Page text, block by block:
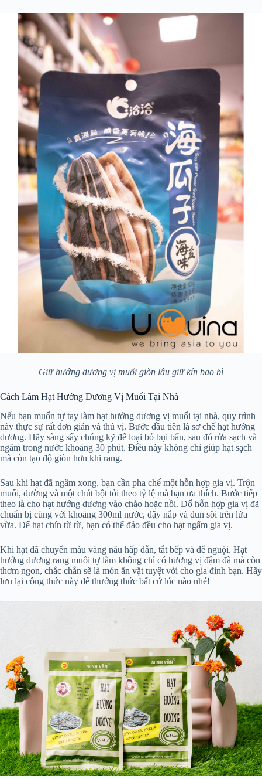
Giữ hướng dương vị muối giòn lâu giữ kín bao bì
Cách Làm Hạt Hướng Dương Vị Muối Tại Nhà
Nếu bạn muốn tự tay làm hạt hướng dương vị muối tại nhà, quy trình
này thực sự rất đơn giản và thú vị. Bước đầu tiên là sơ chế hạt hướng
dương. Hãy sàng sẩy chúng kỹ để loại bỏ bụi bẩn, sau đó rửa sạch và
ngâm trong nước khoảng 30 phút. Điều này không chỉ giúp hạt sạch
mà còn tạo độ giòn hơn khi rang.
Sau khi hạt đã ngâm xong, bạn cần pha chế một hỗn hợp gia vị. Trộn
muối, đường và một chút bột tỏi theo tỷ lệ mà bạn ưa thích. Bước tiếp
theo là cho hạt hướng dương vào chảo hoặc nồi. Đổ hỗn hợp gia vị đã
chuẩn bị cùng với khoảng 300ml nước, đậy nắp và đun sôi trên lửa
vừa. Để hạt chín từ từ, bạn có thể đảo đều cho hạt ngấm gia vị.
Khi hạt đã chuyển màu vàng nâu hấp dẫn, tắt bếp và để nguội. Hạt
hướng dương rang muối tự làm không chỉ có hương vị đậm đà mà còn
thơm ngon, chắc chắn sẽ là món ăn vặt tuyệt vời cho gia đình bạn. Hãy
lưu lại công thức này để thưởng thức bất cứ lúc nào nhé!